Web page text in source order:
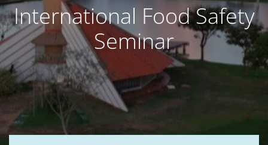
International Food Safety
Seminar